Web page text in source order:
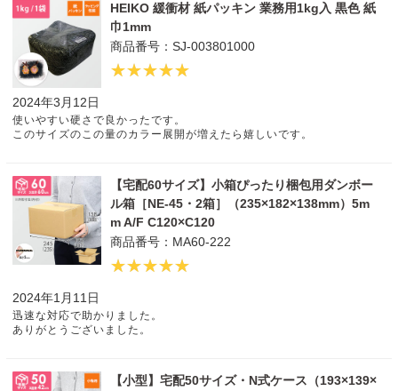
HEIKO 緩衝材 紙パッキン 業務用1kg入 黒色 紙
巾1mm
商品番号：SJ-003801000
2024年3月12日
使いやすい硬さで良かったです。
このサイズのこの量のカラー展開が増えたら嬉しいです。
【宅配60サイズ】小箱ぴったり梱包用ダンボー
ル箱［NE-45・2箱］（235×182×138mm）5m
m A/F C120×C120
商品番号：MA60-222
2024年1月11日
迅速な対応で助かりました。
ありがとうございました。
【小型】宅配50サイズ・N式ケース（193×139×